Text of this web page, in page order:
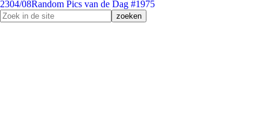
2304/08Random Pics van de Dag #1975